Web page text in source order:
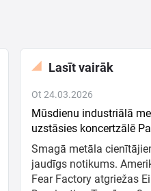
Lasīt vairāk
Ot 24.03.2026
Mūsdienu industriālā
uzstāsies koncertzālē
Smagā metāla
jaudīgs notikums.
Fear Factory atgriežas